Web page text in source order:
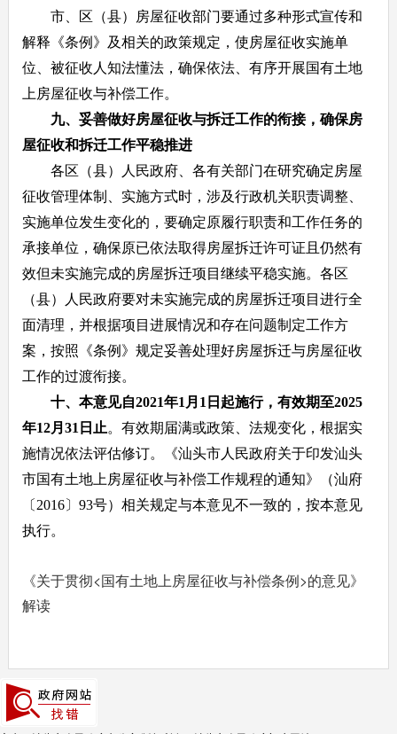
市、区（县）房屋征收部门要通过多种形式宣传和
解释《条例》及相关的政策规定，使房屋征收实施单
位、被征收人知法懂法，确保依法、有序开展国有土地
上房屋征收与补偿工作。
九、妥善做好房屋征收与拆迁工作的衔接，确保房
屋征收和拆迁工作平稳推进
各区（县）人民政府、各有关部门在研究确定房屋
征收管理体制、实施方式时，涉及行政机关职责调整、
实施单位发生变化的，要确定原履行职责和工作任务的
承接单位，确保原已依法取得房屋拆迁许可证且仍然有
效但未实施完成的房屋拆迁项目继续平稳实施。各区
（县）人民政府要对未实施完成的房屋拆迁项目进行全
面清理，并根据项目进展情况和存在问题制定工作方
案，按照《条例》规定妥善处理好房屋拆迁与房屋征收
工作的过渡衔接。
十、本意见自2021年1月1日起施行，有效期至2025
年12月31日止。有效期届满或政策、法规变化，根据实
施情况依法评估修订。《汕头市人民政府关于印发汕头
市国有土地上房屋征收与补偿工作规程的通知》（汕府
〔2016〕93号）相关规定与本意见不一致的，按本意见
执行。
《关于贯彻<国有土地上房屋征收与补偿条例>的意见》
解读